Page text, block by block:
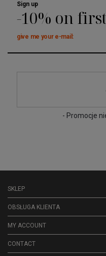
Sign up
-10% on
give me your e-mail:
- Promocje
SKLEP
OBSŁUGA KLIENTA
MY ACCOUNT
CONTACT